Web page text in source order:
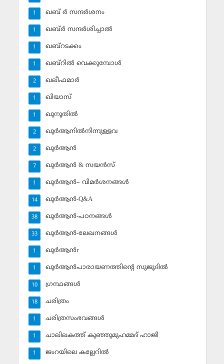
ഖബ് ര്‍ സന്ദര്‍ശനം
1
ഖബ്ര്‍ സന്ദര്‍ശിച്ചാല്‍
1
ഖബ്‌റടക്കം
1
ഖബ്‌റില്‍ വെക്കുമ്പോള്‍
1
ഖലീഫമാര്‍
2
ഖിയാസ്
1
ഖുനൂതില്‍
1
ഖുര്‍ആനില്‍നിന്നുള്ളവ
2
ഖുര്‍ആന്‍
2
ഖുര്‍ആന്‍ & സയന്‍സ്‌
7
ഖുര്‍ആന്‍– വിമര്‍ശനങ്ങള്‍
1
ഖുര്‍ആന്‍-Q&A
14
ഖുര്‍ആന്‍-പഠനങ്ങള്‍
38
ഖുര്‍ആന്‍-ലേഖനങ്ങള്‍
33
ഖുര്‍ആന്‍r
1
ഖുര്‍ആന്‍പാരായണത്തിന്റെ സുജൂദില്‍
1
ഗ്രന്ഥങ്ങള്‍
10
ചരിത്രം
18
ചരിത്രസംഭവങ്ങള്‍
1
ചാലിലകത്ത് കുഞ്ഞുമുഹമ്മദ് ഹാജി
1
ജംറയിലെ കല്ലേറില്‍
1